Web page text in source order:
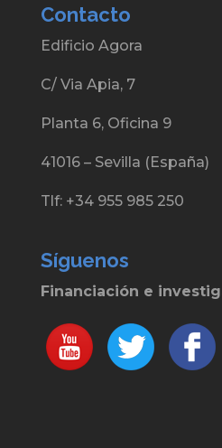
Contacto
Edificio Agora
C/ Via Apia, 7
Planta 6, Oficina 9
41016 – Sevilla (España)
Tlf: +34 955 985 250
Síguenos
Financiación e